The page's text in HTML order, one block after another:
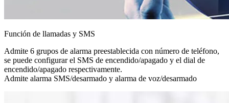
Función de llamadas y SMS
Admite 6 grupos de alarma preestablecida con número de teléfono,
se puede configurar el SMS de encendido/apagado y el dial de
encendido/apagado respectivamente.
Admite alarma SMS/desarmado y alarma de voz/desarmado